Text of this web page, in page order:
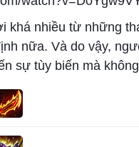
khá nhiều từ những
nữa. Và do vậy,
sự tùy biến mà